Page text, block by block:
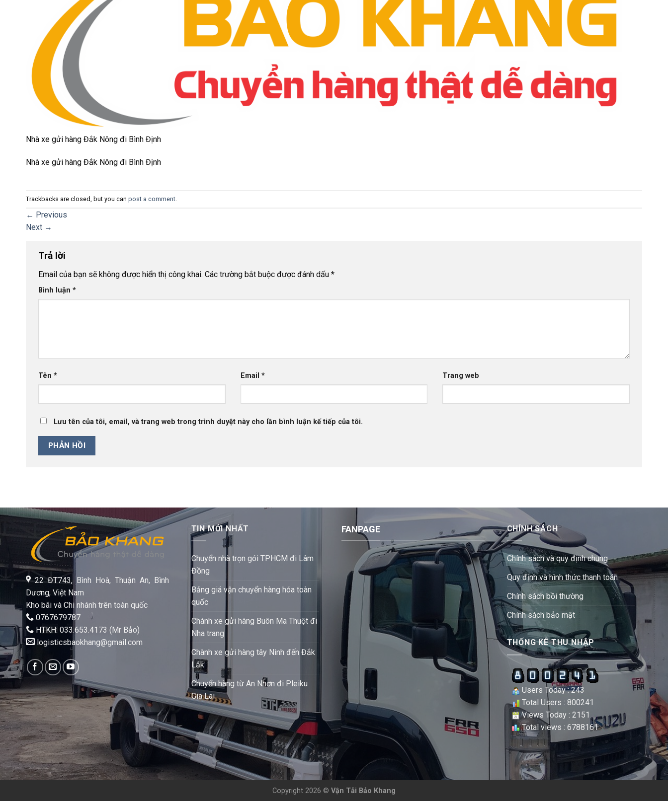
Nhà xe gửi hàng Đắk Nông đi Bình Định
Nhà xe gửi hàng Đắk Nông đi Bình Định
Trackbacks are closed, but you can post a comment
← Previous
Next →
Trả lời
Email của bạn sẽ không được hiển thị công khai. Các trường bắt buộc được đánh dấu *
Bình luận *
Tên * Email * Trang web
Lưu tên của tôi, email, và trang web trong trình duyệt này cho lần bình luận kế tiếp của tôi.
22 ĐT743, Bình Hoà, Thuận An, Bình
Dương, Việt Nam
Kho bãi và Chi nhánh trên toàn quốc
0767679787
HTKH: 033.653.4173 (Mr Bảo)
logisticsbaokhang@gmail.com
TIN MỚI NHẤT
Chuyển nhà trọn gói TPHCM đi Lâm
Đồng
Bảng giá vận chuyển hàng hóa toàn
quốc
Chành xe gửi hàng Buôn Ma Thuột đi
Nha trang
Chành xe gửi hàng tây Ninh đến Đắk
Lắk
Chuyển hàng từ An Nhơn đi Pleiku
Gia Lai
FANPAGE CHÍNH SÁCH
Chính sách và quy định chung
Quy định và hình thức thanh toán
Chính sách bồi thường
Chính sách bảo mật
THỐNG KÊ THU NHẬP
Users Today : 243
Total Users : 800241
Views Today : 2151
Total views : 6788161
Copyright 2026 © Vận Tải Bảo Khang